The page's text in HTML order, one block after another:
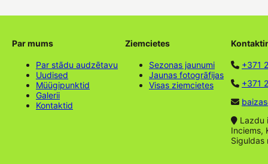
Par mums
Par stādu audzētavu
Uudised
Müügipunktid
Galerii
Kontaktid
Ziemcietes
Sezonas jaunumi
Jaunas fotogrāfijas
Visas ziemcietes
+371
+371
Lazdu
Inciems,
Siguldas